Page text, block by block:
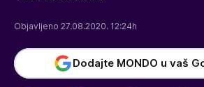
Objavljeno 27.08.2020. 12:24h
Dodajte MONDO u vaš